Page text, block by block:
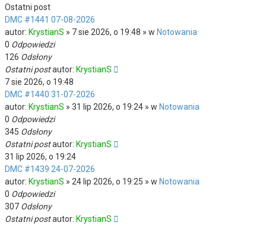
Ostatni post
DMC #1441 07-08-2026
autor: KrystianS » 7 sie 2026, o 19:48 » w Notowania
0 Odpowiedzi
126 Odsłony
Ostatni postautor: KrystianS
7 sie 2026, o 19:48
DMC #1440 31-07-2026
autor: KrystianS » 31 lip 2026, o 19:24 » w Notowania
0 Odpowiedzi
345 Odsłony
Ostatni postautor: KrystianS
31 lip 2026, o 19:24
DMC #1439 24-07-2026
autor: KrystianS » 24 lip 2026, o 19:25 » w Notowania
0 Odpowiedzi
307 Odsłony
Ostatni postautor: KrystianS